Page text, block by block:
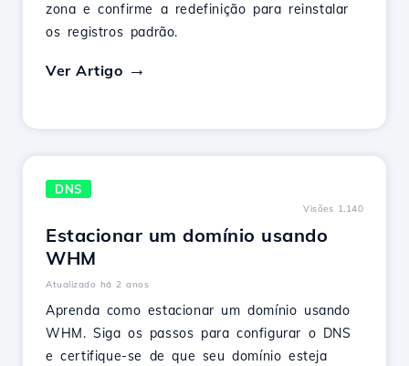
zona e confirme a redefinição para reinstalar
os registros padrão.
Ver Artigo
DNS
Visões 1,140
Estacionar um domínio usando
WHM
Atualizado há 2 anos
Aprenda como estacionar um domínio usando
WHM. Siga os passos para configurar o DNS
e certifique-se de que seu domínio esteja